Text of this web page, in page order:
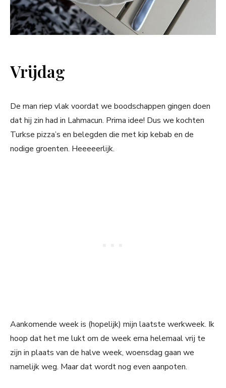
Vrijdag
De man riep vlak voordat we boodschappen gingen doen
dat hij zin had in Lahmacun. Prima idee! Dus we kochten
Turkse pizza’s en belegden die met kip kebab en de
nodige groenten. Heeeeerlijk.
Aankomende week is (hopelijk) mijn laatste werkweek. Ik
hoop dat het me lukt om de week erna helemaal vrij te
zijn in plaats van de halve week, woensdag gaan we
namelijk weg. Maar dat wordt nog even aanpoten.